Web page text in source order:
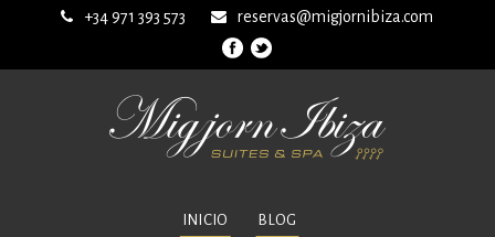
+34 971 393 573 reservas@migjornibiza.com
INICIO BLOG